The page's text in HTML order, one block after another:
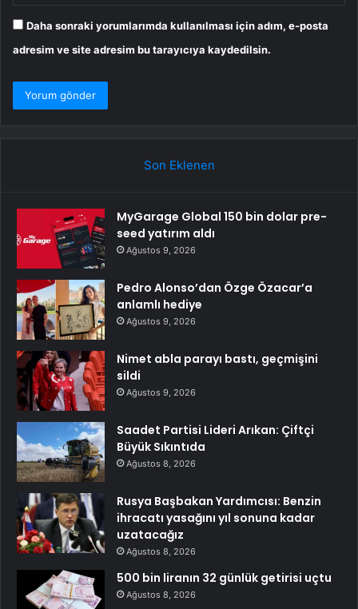
Daha sonraki yorumlarımda kullanılması için adım, e-posta
adresim ve site adresim bu tarayıcıya kaydedilsin.
Son Eklenen
MyGarage Global 150 bin dolar pre-
seed yatırım aldı
Ağustos 9, 2026
Pedro Alonso’dan Özge Özacar’a
anlamlı hediye
Ağustos 9, 2026
Nimet abla parayı bastı, geçmişini
sildi
Ağustos 9, 2026
Saadet Partisi Lideri Arıkan: Çiftçi
Büyük Sıkıntıda
Ağustos 8, 2026
Rusya Başbakan Yardımcısı: Benzin
ihracatı yasağını yıl sonuna kadar
uzatacağız
Ağustos 8, 2026
500 bin liranın 32 günlük getirisi uçtu
Ağustos 8, 2026